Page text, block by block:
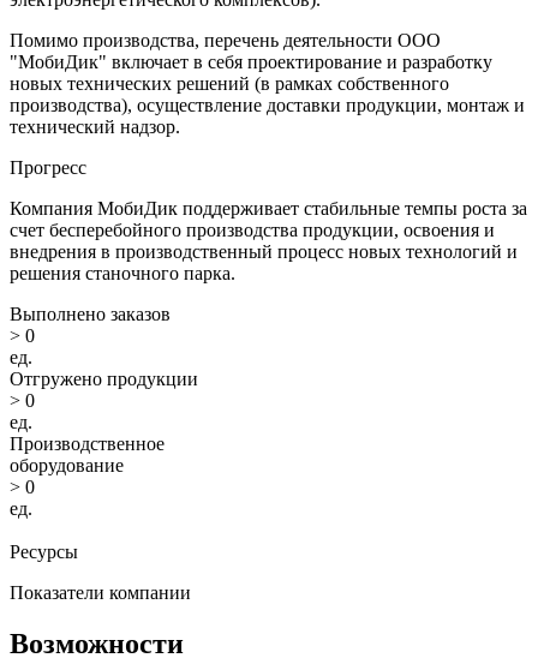
Помимо производства, перечень деятельности ООО
"МобиДик" включает в себя проектирование и разработку
новых технических решений (в рамках собственного
производства), осуществление доставки продукции, монтаж и
технический надзор.
Прогресс
Компания МобиДик поддерживает стабильные темпы роста за
счет бесперебойного производства продукции, освоения и
внедрения в производственный процесс новых технологий и
решения станочного парка.
Выполнено заказов
> 0
ед.
Отгружено продукции
> 0
ед.
Производственное
оборудование
> 0
ед.
Ресурсы
Показатели компании
Возможности